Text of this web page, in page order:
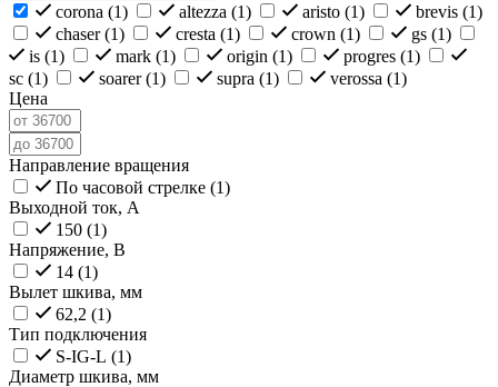
corona (1) altezza (1) aristo (1) brevis (1)
chaser (1) cresta (1) crown (1) gs (1)
is (1) mark (1) origin (1) progres (1)
sc (1) soarer (1) supra (1) verossa (1)
Цена
Направление вращения
По часовой стрелке (1)
Выходной ток, А
150 (1)
Напряжение, В
14 (1)
Вылет шкива, мм
62,2 (1)
Тип подключения
S-IG-L (1)
Диаметр шкива, мм